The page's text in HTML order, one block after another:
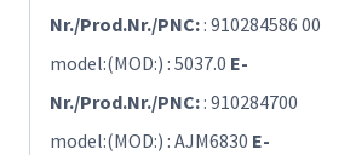
Nr./Prod.Nr./PNC:: 910284586 00
model:(MOD:) : 5037.0 E-
Nr./Prod.Nr./PNC:: 910284700
model:(MOD:) : AJM6830 E-